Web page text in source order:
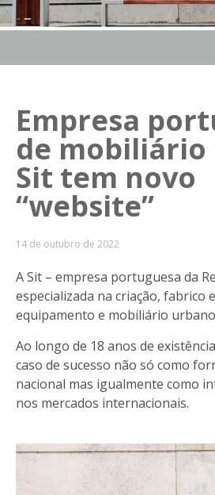
Empresa
de mobiliário
Sit tem novo
“website”
14 de outubro de 2022
A Sit – empresa portuguesa da
especializada na criação, fabrico
equipamento e mobiliário
Ao longo de 18 anos de
caso de sucesso não só como
nacional mas igualmente como
nos mercados internacionais.